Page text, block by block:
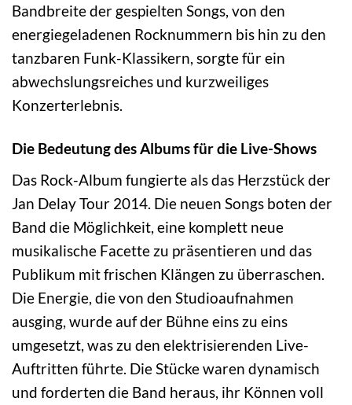
Bandbreite der gespielten Songs, von den
energiegeladenen Rocknummern bis hin zu den
tanzbaren Funk-Klassikern, sorgte für ein
abwechslungsreiches und kurzweiliges
Konzerterlebnis.
Die Bedeutung des Albums für die Live-Shows
Das Rock-Album fungierte als das Herzstück der
Jan Delay Tour 2014. Die neuen Songs boten der
Band die Möglichkeit, eine komplett neue
musikalische Facette zu präsentieren und das
Publikum mit frischen Klängen zu überraschen.
Die Energie, die von den Studioaufnahmen
ausging, wurde auf der Bühne eins zu eins
umgesetzt, was zu den elektrisierenden Live-
Auftritten führte. Die Stücke waren dynamisch
und forderten die Band heraus, ihr Können voll